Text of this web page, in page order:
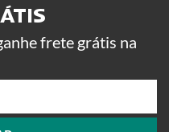
frete grátis na